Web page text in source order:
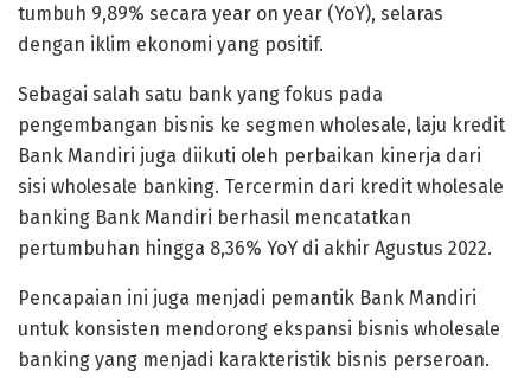
tumbuh 9,89% secara year on year (YoY), selaras
dengan iklim ekonomi yang positif.
Sebagai salah satu bank yang fokus pada
pengembangan bisnis ke segmen wholesale, laju kredit
Bank Mandiri juga diikuti oleh perbaikan kinerja dari
sisi wholesale banking. Tercermin dari kredit wholesale
banking Bank Mandiri berhasil mencatatkan
pertumbuhan hingga 8,36% YoY di akhir Agustus 2022.
Pencapaian ini juga menjadi pemantik Bank Mandiri
untuk konsisten mendorong ekspansi bisnis wholesale
banking yang menjadi karakteristik bisnis perseroan.